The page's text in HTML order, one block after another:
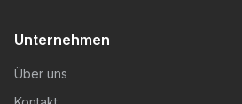
Unternehmen
Über uns